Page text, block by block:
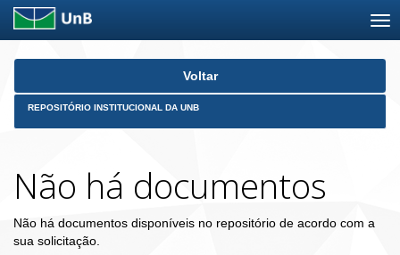
Skip
Voltar
REPOSITÓRIO INSTITUCIONAL DA UNB
Não há documentos
Não há documentos disponíveis no repositório de acordo com a
sua solicitação.